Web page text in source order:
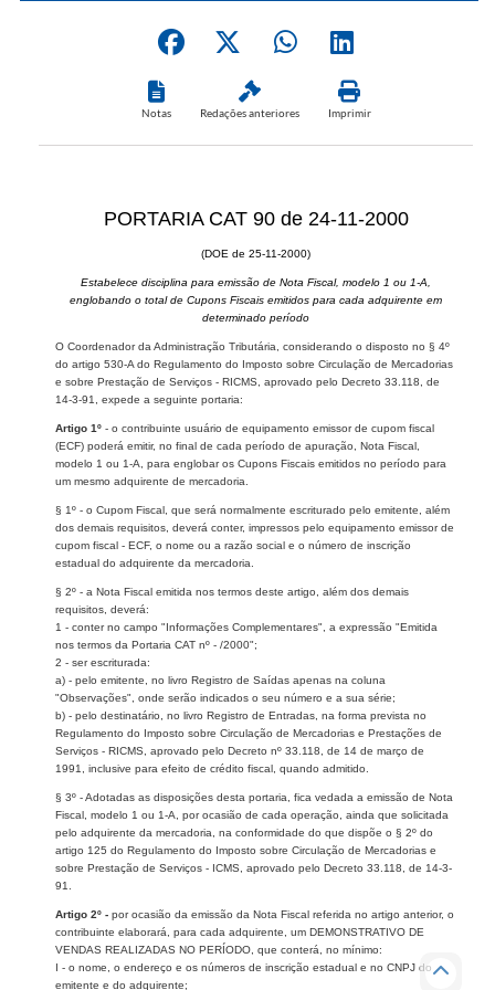
Notas Redações anteriores Imprimir
PORTARIA CAT 90 de 24-11-2000
(DOE de 25-11-2000)
Estabelece disciplina para emissão de Nota Fiscal, modelo 1 ou 1-A,
englobando o total de Cupons Fiscais emitidos para cada adquirente em
determinado período
O Coordenador da Administração Tributária, considerando o disposto no § 4º
do artigo 530-A do Regulamento do Imposto sobre Circulação de Mercadorias
e sobre Prestação de Serviços - RICMS, aprovado pelo Decreto 33.118, de
14-3-91, expede a seguinte portaria:
Artigo 1º - o contribuinte usuário de equipamento emissor de cupom fiscal
(ECF) poderá emitir, no final de cada período de apuração, Nota Fiscal,
modelo 1 ou 1-A, para englobar os Cupons Fiscais emitidos no período para
um mesmo adquirente de mercadoria.
§ 1º - o Cupom Fiscal, que será normalmente escriturado pelo emitente, além
dos demais requisitos, deverá conter, impressos pelo equipamento emissor de
cupom fiscal - ECF, o nome ou a razão social e o número de inscrição
estadual do adquirente da mercadoria.
§ 2º - a Nota Fiscal emitida nos termos deste artigo, além dos demais
requisitos, deverá:
1 - conter no campo "Informações Complementares", a expressão "Emitida
nos termos da Portaria CAT nº - /2000";
2 - ser escriturada:
a) - pelo emitente, no livro Registro de Saídas apenas na coluna
"Observações", onde serão indicados o seu número e a sua série;
b) - pelo destinatário, no livro Registro de Entradas, na forma prevista no
Regulamento do Imposto sobre Circulação de Mercadorias e Prestações de
Serviços - RICMS, aprovado pelo Decreto nº 33.118, de 14 de março de
1991, inclusive para efeito de crédito fiscal, quando admitido.
§ 3º - Adotadas as disposições desta portaria, fica vedada a emissão de Nota
Fiscal, modelo 1 ou 1-A, por ocasião de cada operação, ainda que solicitada
pelo adquirente da mercadoria, na conformidade do que dispõe o § 2º do
artigo 125 do Regulamento do Imposto sobre Circulação de Mercadorias e
sobre Prestação de Serviços - ICMS, aprovado pelo Decreto 33.118, de 14-3-
91.
Artigo 2º - por ocasião da emissão da Nota Fiscal referida no artigo anterior, o
contribuinte elaborará, para cada adquirente, um DEMONSTRATIVO DE
VENDAS REALIZADAS NO PERÍODO, que conterá, no mínimo:
I - o nome, o endereço e os números de inscrição estadual e no CNPJ do
emitente e do adquirente;